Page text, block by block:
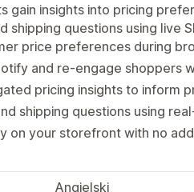
gain insights into pricing
shipping questions using live
price preferences during
and re-engage shoppers
pricing insights to inform
shipping questions using
on your storefront with no
Angielski